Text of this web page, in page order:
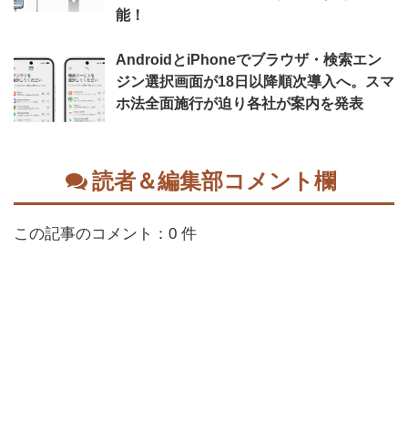
能！
AndroidとiPhoneでブラウザ・検索エン
ジン選択画面が18日以降順次導入へ。スマ
ホ法全面施行が迫り各社が案内を発表
読者＆編集部コメント欄
この記事のコメント：0 件